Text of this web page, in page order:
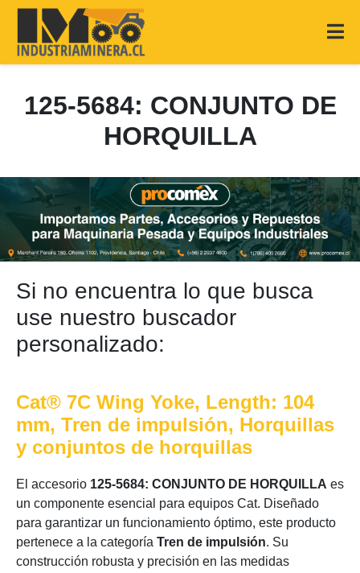
125-5684: CONJUNTO DE
HORQUILLA
Si no encuentra lo que busca
use nuestro buscador
personalizado:
Cat® 7C Wing Yoke, Length: 104
mm, Tren de impulsión, Horquillas
y conjuntos de horquillas
El accesorio 125-5684: CONJUNTO DE HORQUILLA es
un componente esencial para equipos Cat. Diseñado
para garantizar un funcionamiento óptimo, este producto
pertenece a la categoría Tren de impulsión. Su
construcción robusta y precisión en las medidas